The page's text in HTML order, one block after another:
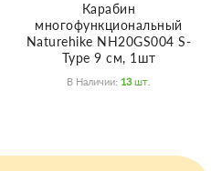
Карабин
многофункциональный
Naturehike NH20GS004 S-
Type 9 см, 1шт
В Наличии: 13 Шт.